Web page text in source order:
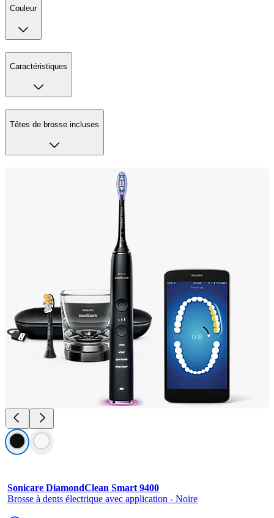
Couleur
Caractéristiques
Têtes de brosse incluses
Sonicare DiamondClean Smart 9400
Brosse à dents électrique avec application - Noire